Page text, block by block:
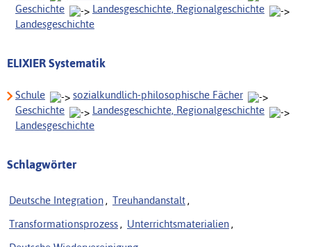
Geschichte
Landesgeschichte, Regionalgeschichte
Landesgeschichte
ELIXIER Systematik
Schule
sozialkundlich-philosophische Fächer
Geschichte
Landesgeschichte, Regionalgeschichte
Landesgeschichte
Schlagwörter
Deutsche Integration , Treuhandanstalt ,
Transformationsprozess , Unterrichtsmaterialien ,